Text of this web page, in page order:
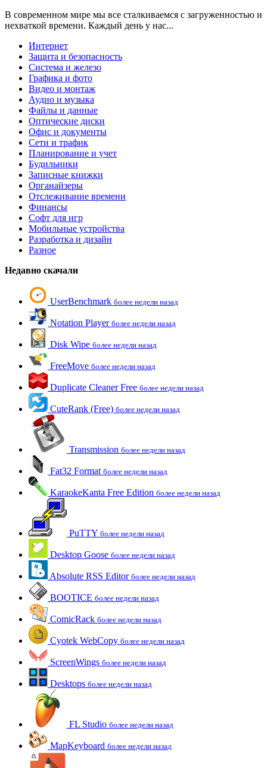
В современном мире мы все сталкиваемся с загруженностью и
нехваткой времени. Каждый день у нас...
Интернет
Защита и безопасность
Система и железо
Графика и фото
Видео и монтаж
Аудио и музыка
Файлы и данные
Оптические диски
Офис и документы
Сети и трафик
Планирование и учет
Будильники
Записные книжки
Органайзеры
Отслеживание времени
Финансы
Софт для игр
Мобильные устройства
Разработка и дизайн
Разное
Недавно скачали
UserBenchmark более недели назад
Notation Player более недели назад
Disk Wipe более недели назад
FreeMove более недели назад
Duplicate Cleaner Free более недели назад
CuteRank (Free) более недели назад
Transmission более недели назад
Fat32 Format более недели назад
KaraokeKanta Free Edition более недели назад
PuTTY более недели назад
Desktop Goose более недели назад
Absolute RSS Editor более недели назад
BOOTICE более недели назад
ComicRack более недели назад
Cyotek WebCopy более недели назад
ScreenWings более недели назад
Desktops более недели назад
FL Studio более недели назад
MapKeyboard более недели назад